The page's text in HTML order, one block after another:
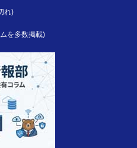
れ)
を多数掲載)